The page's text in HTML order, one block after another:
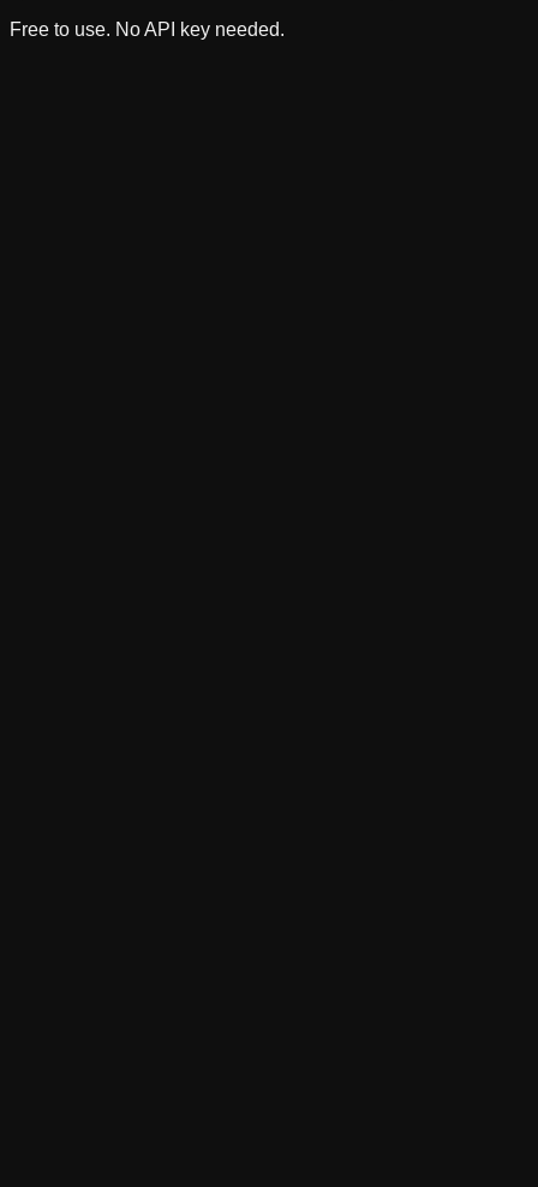
Free to use. No API key needed.